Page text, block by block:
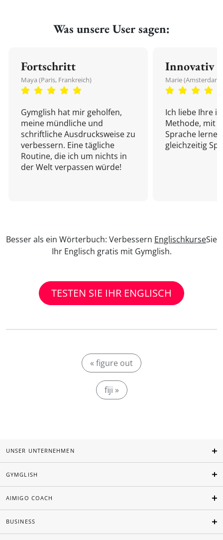
Was unsere User sagen:
Fortschritt
Maya (Paris, Frankreich)
Gymglish hat mir geholfen,
meine mündliche und
schriftliche Ausdrucksweise zu
verbessern. Eine tägliche
Routine, die ich um nichts in
der Welt verpassen würde!
Innovativ
Marie
Ich liebe Ihre
Methode, mit
Sprache
gleichzeitig
Besser als ein Wörterbuch: Verbessern EnglischkurseSie
Ihr Englisch gratis mit Gymglish.
TESTEN SIE IHR ENGLISCH
« figure out
fiji »
UNSER UNTERNEHMEN
GYMGLISH
AIMIGO COACH
BUSINESS